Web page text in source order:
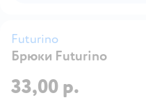
Futurino
Брюки Futurino
33,00 р.